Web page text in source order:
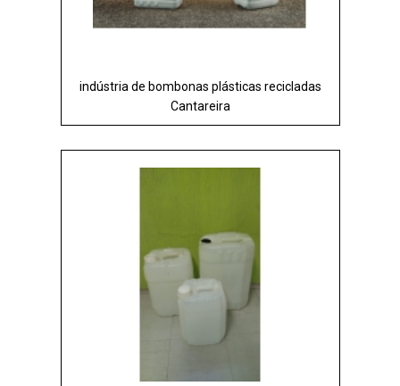
indústria de bombonas plásticas recicladas
Cantareira